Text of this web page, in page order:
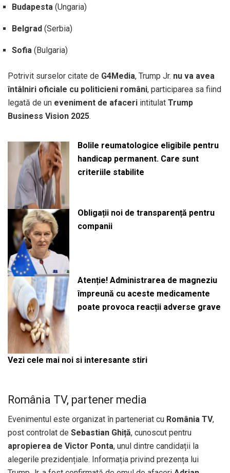
Budapesta (Ungaria)
Belgrad (Serbia)
Sofia (Bulgaria)
Potrivit surselor citate de G4Media, Trump Jr. nu va avea
întâlniri oficiale cu politicieni români, participarea sa fiind
legată de un eveniment de afaceri intitulat Trump
Business Vision 2025.
Bolile reumatologice eligibile pentru
handicap permanent. Care sunt
criteriile stabilite
Obligații noi de transparență pentru
companii
Atenție! Administrarea de magneziu
împreună cu aceste medicamente
poate provoca reacții adverse grave
Vezi cele mai noi si interesante stiri
România TV, partener media
Evenimentul este organizat în parteneriat cu România TV,
post controlat de Sebastian Ghiță, cunoscut pentru
apropierea de Victor Ponta, unul dintre candidații la
alegerile prezidențiale. Informația privind prezența lui